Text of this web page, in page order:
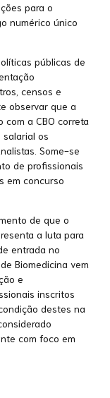
para o
numérico único
públicas de
censos e
observar que a
a CBO correta
salarial os
Some-se
de profissionais
em concurso
de que o
a luta para
entrada no
Biomedicina vem
e
inscritos
destes na
com foco em